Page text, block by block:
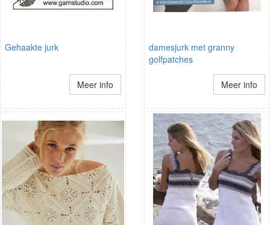
Gehaakte jurk
Meer info
damesjurk met granny
golfpatches
Meer info